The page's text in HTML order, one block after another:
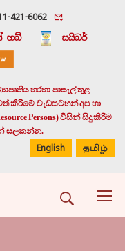
421-6062
හබ්
සයිබර්
හරහා පාසැල් තුළ
කිරීමේ වැඩසටහන් අප හා
Persons) විසින් සිදු කිරීම
සලකන්න.
English தமிழ்